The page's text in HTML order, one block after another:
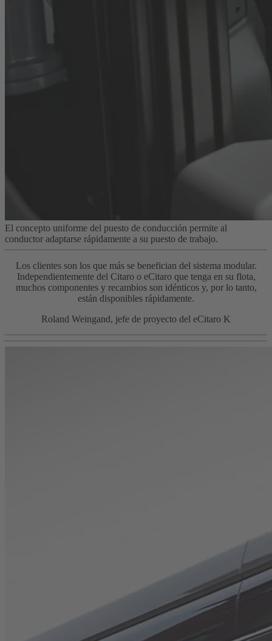
El concepto uniforme del puesto de conducción permite al
conductor adaptarse rápidamente a su puesto de trabajo.
Los clientes son los que más se benefician del sistema modular.
Independientemente del Citaro o eCitaro que tenga en su flota,
muchos componentes y recambios son idénticos y, por lo tanto,
están disponibles rápidamente.
Roland Weingand, jefe de proyecto del eCitaro K